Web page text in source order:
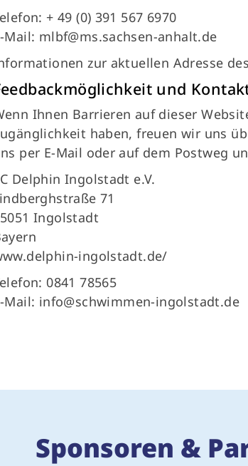
+ 49 (0) 391 567 6970
Mail: mlbf@ms.sachsen-anhalt.de
zur aktuellen Adresse
und
Ihnen Barrieren auf dieser
haben, freuen wir uns
per E-Mail oder auf dem Postweg
Delphin Ingolstadt e.V.
71
Ingolstadt
ingolstadt.de/
0841 78565
Mail: info@schwimmen-ingolstadt.de
Sponsoren &